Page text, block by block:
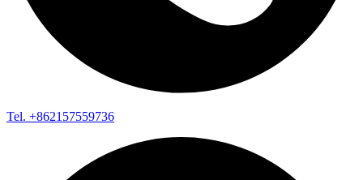
Tel. +862157559736